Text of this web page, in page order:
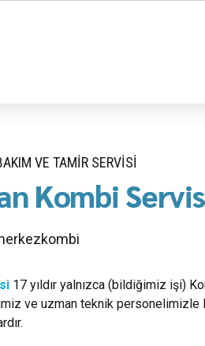
VE TAMIR SERVISI
Kombi
17 yıldır yalnızca (bildiğimiz işi)
ve uzman teknik